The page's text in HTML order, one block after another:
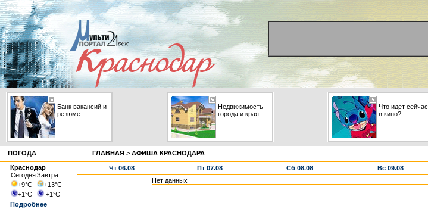
Банк вакансий и
резюме
Недвижимость
города и края
Что идет сейчас
в кино?
ПОГОДА
Краснодар
СегодняЗавтра
+9°С +13°С
+1°С +1°С
Подробнее
ГЛАВНАЯ > АФИША КРАСНОДАРА
Чт 06.08 Пт 07.08 Сб 08.08 Вс 09.08
Нет данных